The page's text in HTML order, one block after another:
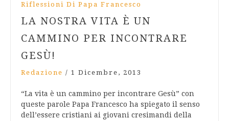
Riflessioni Di Papa Francesco
LA NOSTRA VITA È UN
CAMMINO PER INCONTRARE
GESÙ!
Redazione / 1 Dicembre, 2013
“La vita è un cammino per incontrare Gesù” con
queste parole Papa Francesco ha spiegato il senso
dell’essere cristiani ai giovani cresimandi della